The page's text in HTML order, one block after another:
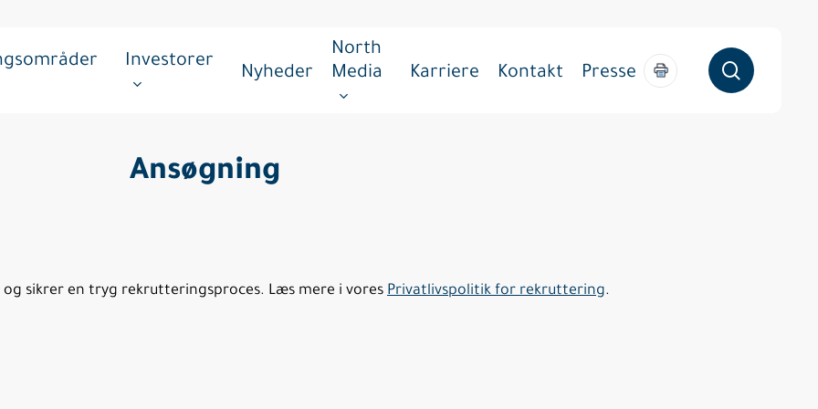
Investorer Nyheder
North
Media
Karriere Kontakt Presse
søg
Ansøgning
sikrer en tryg rekrutteringsproces. Læs mere i voresPrivatlivspolitik for rekruttering.